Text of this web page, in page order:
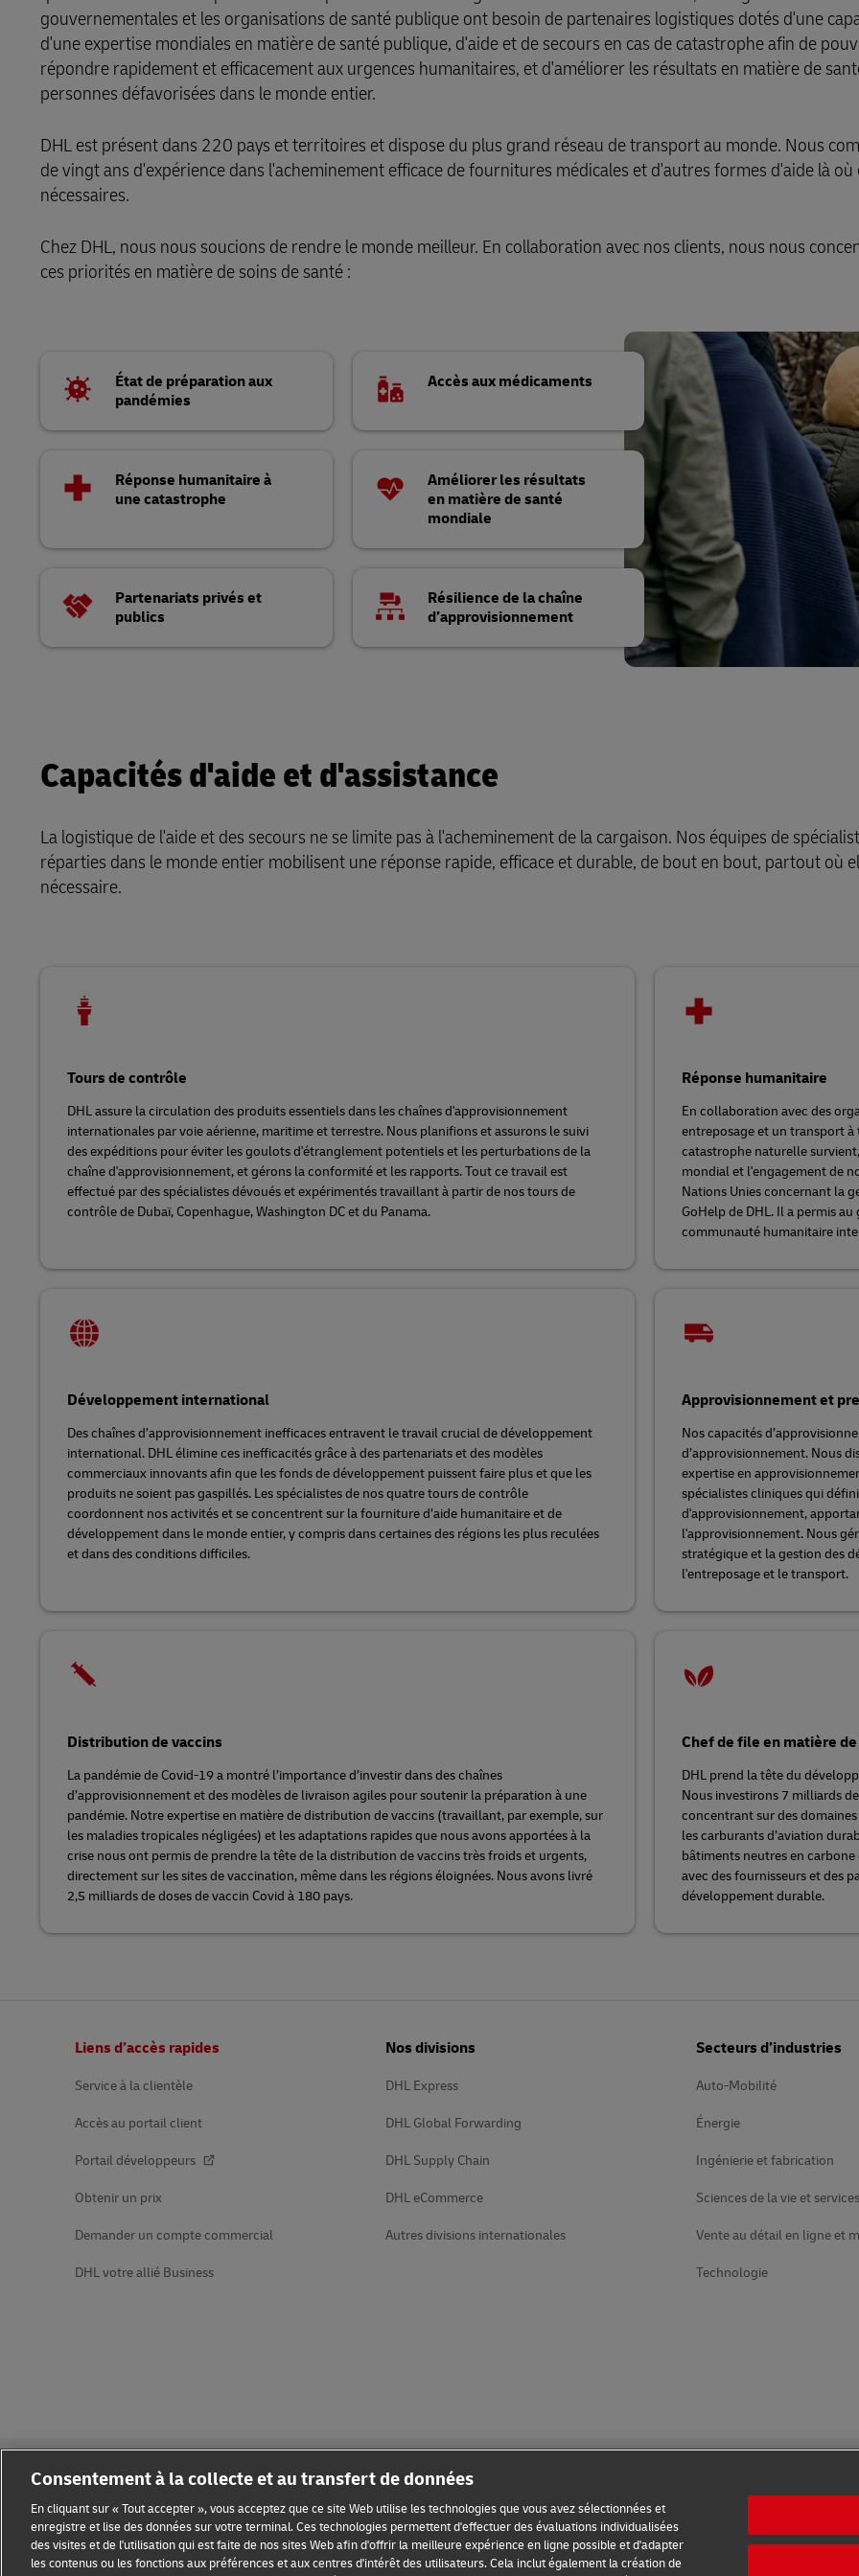
DHL SameDay
LifeTrack
En savoir plus sur les portails
LifeTrack
En savoir plus sur les portails
gouvernementales et les organisations de santé publique ont besoin de partenaires logistiques dotés d'une
d'une expertise mondiales en matière de santé publique, d'aide et de secours en cas de catastrophe afin de
répondre rapidement et efficacement aux urgences humanitaires, et d'améliorer les résultats en matière de
personnes défavorisées dans le monde entier.
DHL est présent dans 220 pays et territoires et dispose du plus grand réseau de transport au monde. Nous
de vingt ans d'expérience dans l'acheminement efficace de fournitures médicales et d'autres formes d'aide là où
nécessaires.
Chez DHL, nous nous soucions de rendre le monde meilleur. En collaboration avec nos clients, nous nous
ces priorités en matière de soins de santé :
État de préparation aux
pandémies
Accès aux médicaments
Réponse humanitaire à
une catastrophe
Améliorer les résultats
en matière de santé
mondiale
Partenariats privés et
publics
Résilience de la chaîne
d’approvisionnement
Capacités d'aide et d'assistance
La logistique de l'aide et des secours ne se limite pas à l'acheminement de la cargaison. Nos équipes de
réparties dans le monde entier mobilisent une réponse rapide, efficace et durable, de bout en bout, partout où
nécessaire.
Tours de contrôle
DHL assure la circulation des produits essentiels dans les chaînes d'approvisionnement
internationales par voie aérienne, maritime et terrestre. Nous planifions et assurons le suivi
des expéditions pour éviter les goulots d'étranglement potentiels et les perturbations de la
chaîne d'approvisionnement, et gérons la conformité et les rapports. Tout ce travail est
effectué par des spécialistes dévoués et expérimentés travaillant à partir de nos tours de
contrôle de Dubaï, Copenhague, Washington DC et du Panama.
Réponse humanitaire
En collaboration avec des
entreposage et un transport
catastrophe naturelle
mondial et l'engagement de
Nations Unies concernant la
GoHelp de DHL. Il a permis
communauté humanitaire
Développement international
Des chaînes d’approvisionnement inefficaces entravent le travail crucial de développement
international. DHL élimine ces inefficacités grâce à des partenariats et des modèles
commerciaux innovants afin que les fonds de développement puissent faire plus et que les
produits ne soient pas gaspillés. Les spécialistes de nos quatre tours de contrôle
coordonnent nos activités et se concentrent sur la fourniture d’aide humanitaire et de
développement dans le monde entier, y compris dans certaines des régions les plus reculées
et dans des conditions difficiles.
Approvisionnement et
Nos capacités
d’approvisionnement. Nous
expertise en
spécialistes cliniques qui
d'approvisionnement,
l'approvisionnement. Nous
stratégique et la gestion des
l'entreposage et le transport.
Distribution de vaccins
La pandémie de Covid-19 a montré l’importance d’investir dans des chaînes
d’approvisionnement et des modèles de livraison agiles pour soutenir la préparation à une
pandémie. Notre expertise en matière de distribution de vaccins (travaillant, par exemple, sur
les maladies tropicales négligées) et les adaptations rapides que nous avons apportées à la
crise nous ont permis de prendre la tête de la distribution de vaccins très froids et urgents,
directement sur les sites de vaccination, même dans les régions éloignées. Nous avons livré
2,5 milliards de doses de vaccin Covid à 180 pays.
Chef de file en matière
DHL prend la tête du
Nous investirons 7 milliards
concentrant sur des
les carburants d’aviation
bâtiments neutres en
avec des fournisseurs et des
développement durable.
Liens d’accès rapides
Service à la clientèle
Accès au portail client
Portail développeurs
Obtenir un prix
Demander un compte commercial
DHL votre allié Business
Nos divisions
DHL Express
DHL Global Forwarding
DHL Supply Chain
DHL eCommerce
Autres divisions internationales
Secteurs d’industries
Auto-Mobilité
Énergie
Ingénierie et fabrication
Sciences de la vie et
Vente au détail en ligne et
Technologie
Sensibilisation à la fraude Mention légale Conditions d’utilisation Avis de confidentialité Informations complémentaires
Consentement à la collecte et au transfert de données
En cliquant sur « Tout accepter », vous acceptez que ce site Web utilise les technologies que vous avez sélectionnées et
enregistre et lise des données sur votre terminal. Ces technologies permettent d'effectuer des évaluations individualisées
des visites et de l'utilisation qui est faite de nos sites Web afin d'offrir la meilleure expérience en ligne possible et d'adapter
les contenus ou les fonctions aux préférences et aux centres d'intérêt des utilisateurs. Cela inclut également la création de